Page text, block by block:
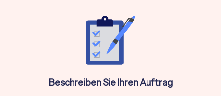
Steueroptimierung und proaktive Gestaltungsberatung
Als Faustregel gilt: Wenn die mögliche Steuerersparnis oder
Zeitersparnis die Kosten übersteigt, ist die Investition
Beschreiben Sie Ihren Auftrag